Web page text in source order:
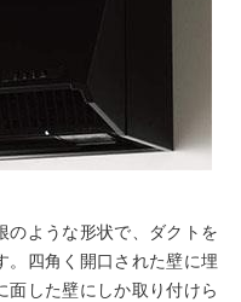
のような形状で、ダクトを
。四角く開口された壁に埋
面した壁にしか取り付けら